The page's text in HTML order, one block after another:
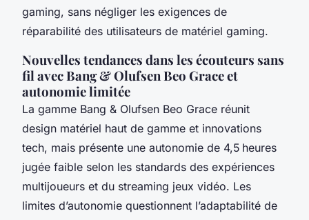
gaming, sans négliger les exigences de
réparabilité des utilisateurs de matériel gaming.
Nouvelles tendances dans les écouteurs sans
fil avec Bang & Olufsen Beo Grace et
autonomie limitée
La gamme Bang & Olufsen Beo Grace réunit
design matériel haut de gamme et innovations
tech, mais présente une autonomie de 4,5 heures
jugée faible selon les standards des expériences
multijoueurs et du streaming jeux vidéo. Les
limites d’autonomie questionnent l’adaptabilité de